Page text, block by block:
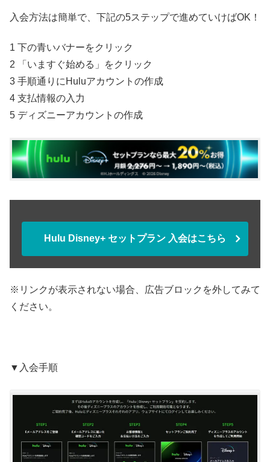
入会方法は簡単で、下記の5ステップで進めていけばOK！
1 下の青いバナーをクリック
2 「いますぐ始める」をクリック
3 手順通りにHuluアカウントの作成
4 支払情報の入力
5 ディズニーアカウントの作成
Hulu Disney+ セットプラン 入会はこちら
※リンクが表示されない場合、広告ブロックを外してみて
ください。
▼入会手順